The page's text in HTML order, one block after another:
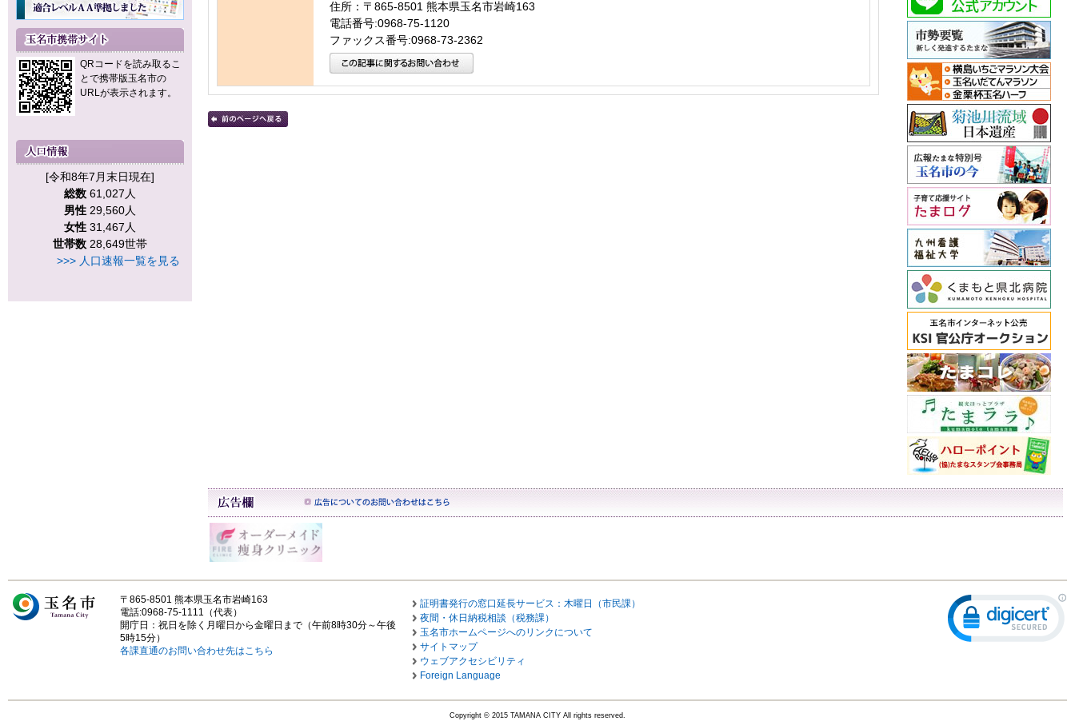
QRコードを読み取るこ
とで携帯版玉名市の
URLが表示されます。
[令和8年7月末日現在]
総数 61,027人
男性 29,560人
女性 31,467人
世帯数 28,649世帯
>>> 人口速報一覧を見る
住所：〒865-8501 熊本県玉名市岩崎163
電話番号:0968-75-1120
ファックス番号:0968-73-2362
〒865-8501 熊本県玉名市岩崎163
電話:0968-75-1111（代表）
開庁日：祝日を除く月曜日から金曜日まで（午前8時30分～午後
5時15分）
各課直通のお問い合わせ先はこちら
証明書発行の窓口延長サービス：木曜日（市民課）
夜間・休日納税相談（税務課）
玉名市ホームページへのリンクについて
サイトマップ
ウェブアクセシビリティ
Foreign Language
Copyright © 2015 TAMANA CITY All rights reserved.